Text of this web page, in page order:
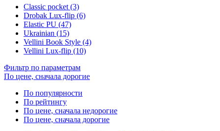
Classic pocket (3)
Drobak Lux-flip (6)
Elastic PU (47)
Ukrainian (15)
Vellini Book Style (4)
Vellini Lux-flip (10)
Фильтр по параметрам
По цене, сначала дорогие
По популярности
По рейтингу
По цене, сначала недорогие
По цене, сначала дорогие